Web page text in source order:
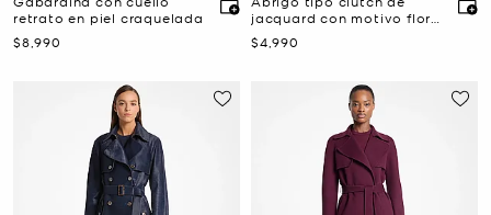
retrato en piel craquelada
Ahora
$8,990
jacquard con motivo floral
de rosas
Ahora
$4,990